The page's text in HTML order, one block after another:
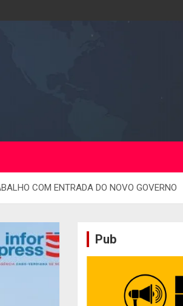
COM ENTRADA DO NOVO GOVERNO
Pub